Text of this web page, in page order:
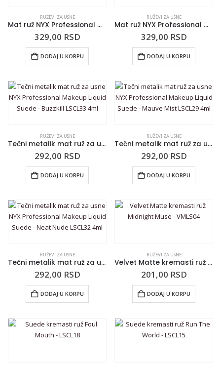
RUŽEVI ZA USNE
Mat ruž NYX Professional Makeup Super Cliquey Lipstick Snarky SCLS07 1.5g
329,00 RSD
DODAJ U KORPU
RUŽEVI ZA USNE
Mat ruž NYX Professional Makeup Super Cliquey Lipstick Conform SCLS04 1.5g
329,00 RSD
DODAJ U KORPU
RUŽEVI ZA USNE
Tečni metalik mat ruž za usne NYX Professional Makeup Liquid Suede – Buzzkill LSCL33 4ml
292,00 RSD
DODAJ U KORPU
RUŽEVI ZA USNE
Tečni metalik mat ruž za usne NYX Professional Makeup Liquid Suede – Mauve Mist LSCL29 4ml
292,00 RSD
DODAJ U KORPU
RUŽEVI ZA USNE
Tečni metalik mat ruž za usne NYX Professional Makeup Liquid Suede – Neat Nude LSCL32 4ml
292,00 RSD
DODAJ U KORPU
RUŽEVI ZA USNE
Velvet Matte kremasti ruž Midnight Muse – VMLS04
201,00 RSD
DODAJ U KORPU